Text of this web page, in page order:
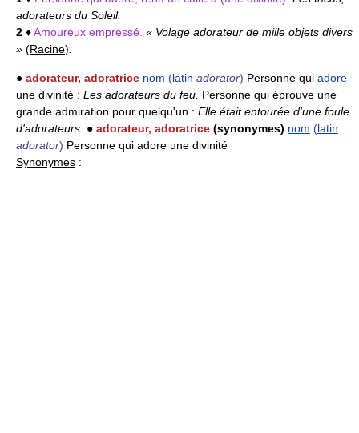
adorateurs du Soleil.
2 ♦Amoureux empressé. « Volage adorateur de mille objets divers
» (Racine)
● adorateur, adoratrice nom (latin adorator) Personne qui adore
une divinité : Les adorateurs du feu. Personne qui éprouve une
grande admiration pour quelqu'un : Elle était entourée d'une foule
d'adorateurs. ● adorateur, adoratrice (synonymes) nom (latin
adorator) Personne qui adore une divinité
Synonymes :